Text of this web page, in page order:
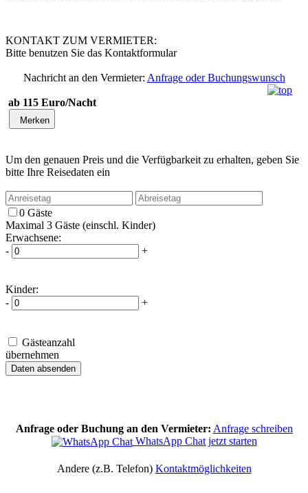
KONTAKT ZUM VERMIETER:
Bitte benutzen Sie das Kontaktformular
Nachricht an den Vermieter: Anfrage oder Buchungswunsch
ab 115 Euro/Nacht
Merken
Um den genauen Preis und die Verfügbarkeit zu erhalten, geben Sie
bitte Ihre Reisedaten ein
0 Gäste
Maximal 3 Gäste (einschl. Kinder)
Erwachsene:
-
+
Kinder:
-
+
Gästeanzahl
übernehmen
Anfrage oder Buchung an den Vermieter: Anfrage schreiben
WhatsApp Chat jetzt starten
Andere (z.B. Telefon) Kontaktmöglichkeiten